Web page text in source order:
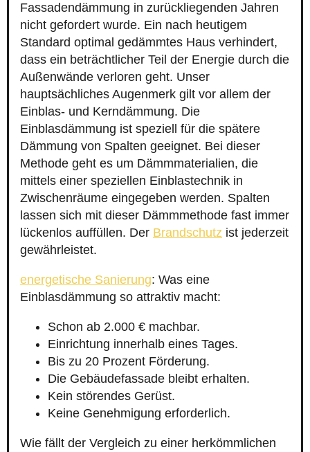
Fassadendämmung in zurückliegenden Jahren
nicht gefordert wurde. Ein nach heutigem
Standard optimal gedämmtes Haus verhindert,
dass ein beträchtlicher Teil der Energie durch die
Außenwände verloren geht. Unser
hauptsächliches Augenmerk gilt vor allem der
Einblas- und Kerndämmung. Die
Einblasdämmung ist speziell für die spätere
Dämmung von Spalten geeignet. Bei dieser
Methode geht es um Dämmmaterialien, die
mittels einer speziellen Einblastechnik in
Zwischenräume eingegeben werden. Spalten
lassen sich mit dieser Dämmmethode fast immer
lückenlos auffüllen. Der Brandschutz ist jederzeit
gewährleistet.
energetische Sanierung: Was eine
Einblasdämmung so attraktiv macht:
Schon ab 2.000 € machbar.
Einrichtung innerhalb eines Tages.
Bis zu 20 Prozent Förderung.
Die Gebäudefassade bleibt erhalten.
Kein störendes Gerüst.
Keine Genehmigung erforderlich.
Wie fällt der Vergleich zu einer herkömmlichen